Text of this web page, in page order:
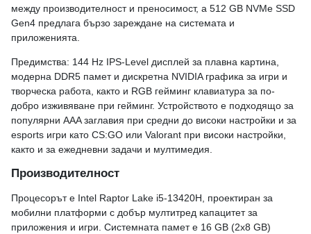
между производителност и преносимост, а 512 GB NVMe SSD
Gen4 предлага бързо зареждане на системата и
приложенията.
Предимства: 144 Hz IPS-Level дисплей за плавна картина,
модерна DDR5 памет и дискретна NVIDIA графика за игри и
творческа работа, както и RGB гейминг клавиатура за по-
добро изживяване при гейминг. Устройството е подходящо за
популярни AAA заглавия при средни до високи настройки и за
esports игри като CS:GO или Valorant при високи настройки,
както и за ежедневни задачи и мултимедия.
Производителност
Процесорът е Intel Raptor Lake i5-13420H, проектиран за
мобилни платформи с добър мултитред капацитет за
приложения и игри. Системната памет е 16 GB (2x8 GB)